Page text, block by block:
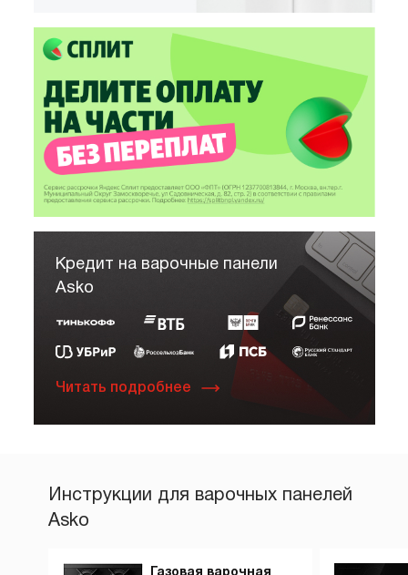
Кредит на варочные панели
Asko
Читать подробнее
Инструкции для варочных панелей
Asko